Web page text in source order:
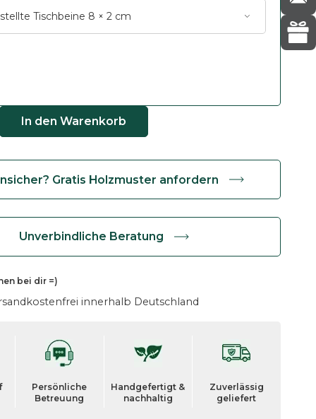
In den Warenkorb
Gratis Holzmuster anfordern
Unverbindliche Beratung
bei dir =)
innerhalb Deutschland
Persönliche
Betreuung
Handgefertigt &
nachhaltig
Zuverlässig
geliefert